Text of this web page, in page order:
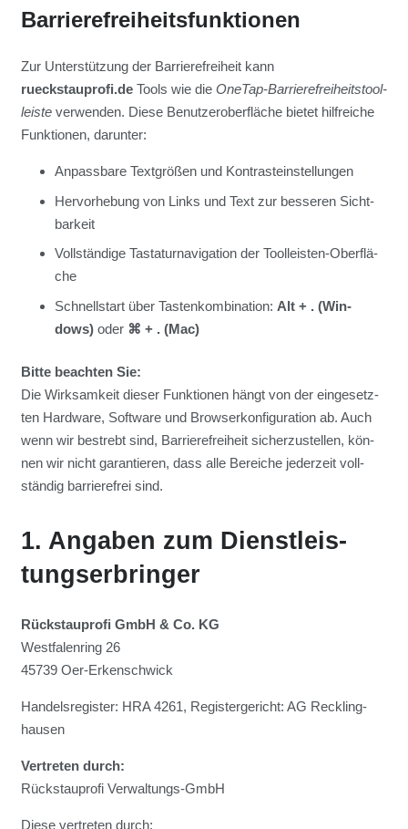
Bar­rie­re­frei­heits­funk­tio­nen
Zur Unter­stüt­zung der Bar­rie­re­frei­heit kann
rueckstauprofi.de Tools wie die OneTap-Bar­rie­re­frei­heits­tool­
leis­te ver­wen­den. Die­se Benut­zer­ober­flä­che bie­tet hilf­rei­che
Funk­tio­nen, dar­un­ter:
Anpass­ba­re Text­grö­ßen und Kon­trast­ein­stel­lun­gen
Her­vor­he­bung von Links und Text zur bes­se­ren Sicht­
bar­keit
Voll­stän­di­ge Tas­ta­tur­na­vi­ga­ti­on der Tool­leis­ten-Ober­flä­
che
Schnell­start über Tas­ten­kom­bi­na­ti­on: Alt + . (Win­
dows) oder ⌘ + . (Mac)
Bit­te beach­ten Sie:
Die Wirk­sam­keit die­ser Funk­tio­nen hängt von der ein­ge­setz­
ten Hard­ware, Soft­ware und Brow­ser­kon­fi­gu­ra­ti­on ab. Auch
wenn wir bestrebt sind, Bar­rie­re­frei­heit sicher­zu­stel­len, kön­
nen wir nicht garan­tie­ren, dass alle Berei­che jeder­zeit voll­
stän­dig bar­rie­re­frei sind.
1. Anga­ben zum Dienst­leis­
tungs­er­brin­ger
Rück­stau­pro­fi GmbH & Co. KG
West­fa­len­ring 26
45739 Oer-Erken­sch­wick
Han­dels­re­gis­ter: HRA 4261, Regis­ter­ge­richt: AG Reck­ling­
hau­sen
Ver­tre­ten durch:
Rück­stau­pro­fi Ver­wal­tungs-GmbH
Die­se ver­tre­ten durch: